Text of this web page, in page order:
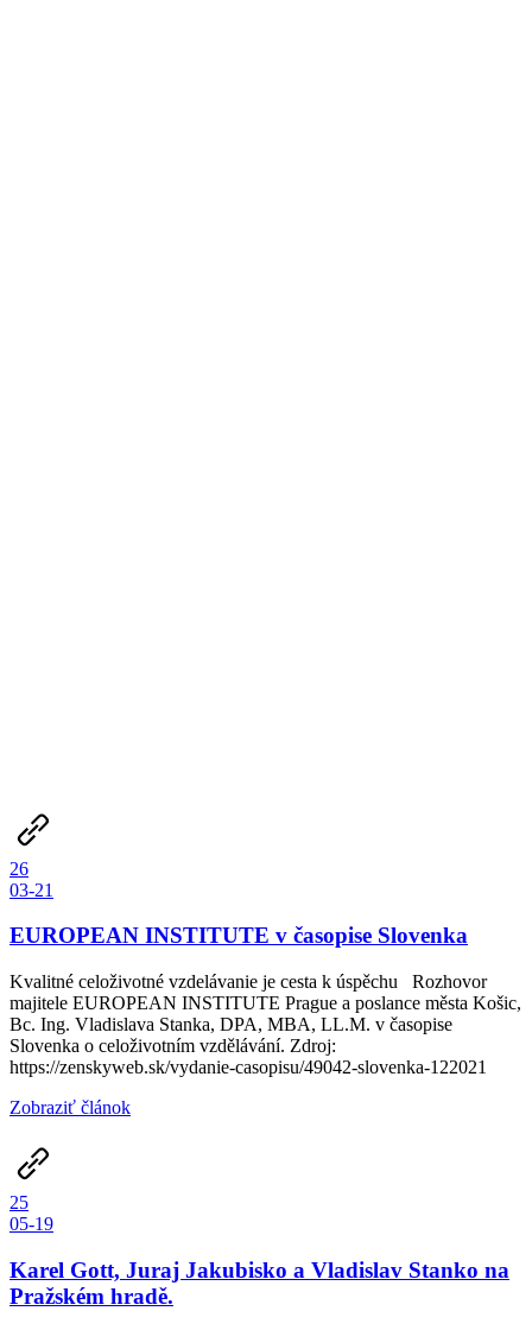
26
03-21
EUROPEAN INSTITUTE v časopise Slovenka
Kvalitné celoživotné vzdelávanie je cesta k úspěchu Rozhovor
majitele EUROPEAN INSTITUTE Prague a poslance města Košic,
Bc. Ing. Vladislava Stanka, DPA, MBA, LL.M. v časopise
Slovenka o celoživotním vzdělávání. Zdroj:
https://zenskyweb.sk/vydanie-casopisu/49042-slovenka-122021
Zobraziť článok
25
05-19
Karel Gott, Juraj Jakubisko a Vladislav Stanko na
Pražském hradě.